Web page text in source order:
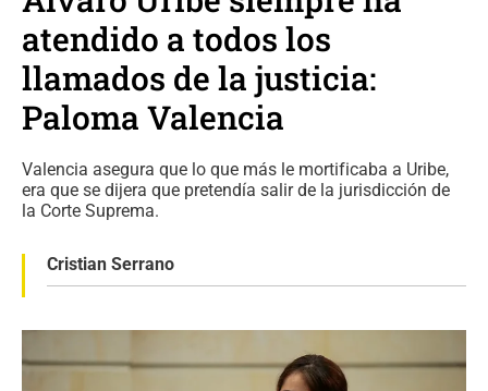
atendido a todos los
llamados de la justicia:
Paloma Valencia
Valencia asegura que lo que más le mortificaba a Uribe,
era que se dijera que pretendía salir de la jurisdicción de
la Corte Suprema.
Cristian Serrano